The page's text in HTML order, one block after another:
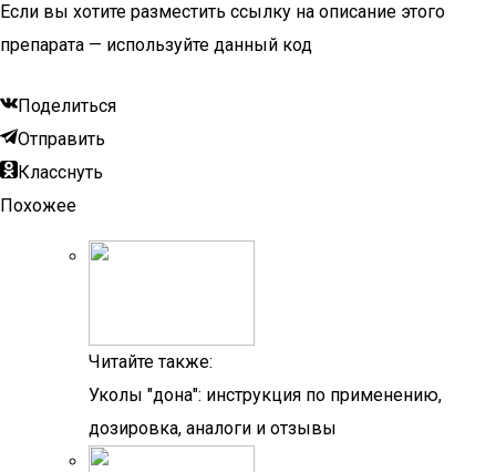
Если вы хотите разместить ссылку на описание этого
препарата — используйте данный код
Поделиться
Отправить
Класснуть
Похожее
Читайте также:
Уколы "дона": инструкция по применению,
дозировка, аналоги и отзывы